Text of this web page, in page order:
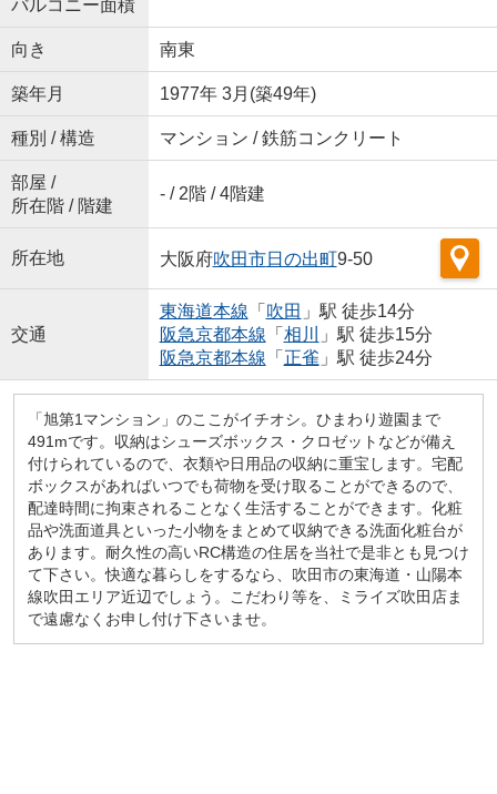
バルコニー面積
向き 南東
築年月 1977年 3月(築49年)
種別 / 構造 マンション / 鉄筋コンクリート
部屋 /
所在階 / 階建
- / 2階 / 4階建
所在地 大阪府吹田市日の出町9-50
交通
東海道本線 「 吹田 」駅 徒歩14分
阪急京都本線 「 相川
」駅 徒歩15分
阪急京都本線 「 正雀 」駅 徒歩24分
「旭第1マンション」のここがイチオシ。ひまわり遊園まで
491mです。収納はシューズボックス・クロゼットなどが備え
付けられているので、衣類や日用品の収納に重宝します。宅配
ボックスがあればいつでも荷物を受け取ることができるので、
配達時間に拘束されることなく生活することができます。化粧
品や洗面道具といった小物をまとめて収納できる洗面化粧台が
あります。耐久性の高いRC構造の住居を当社で是非とも見つけ
て下さい。快適な暮らしをするなら、吹田市の東海道・山陽本
線吹田エリア近辺でしょう。こだわり等を、ミライズ吹田店ま
で遠慮なくお申し付け下さいませ。